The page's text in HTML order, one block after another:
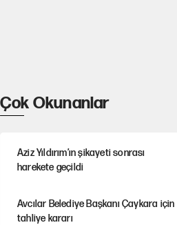
Çok Okunanlar
Aziz Yıldırım’ın şikayeti sonrası
harekete geçildi
Avcılar Belediye Başkanı Çaykara için
tahliye kararı